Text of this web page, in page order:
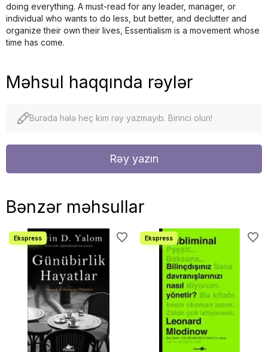
doing everything. A must-read for any leader, manager, or
individual who wants to do less, but better, and declutter and
organize their own their lives, Essentialism is a movement whose
time has come.
Məhsul haqqında rəylər
Burada hələ heç kim rəy yazmayıb. Birinci olun!
Rəy yazın
Bənzər məhsullar